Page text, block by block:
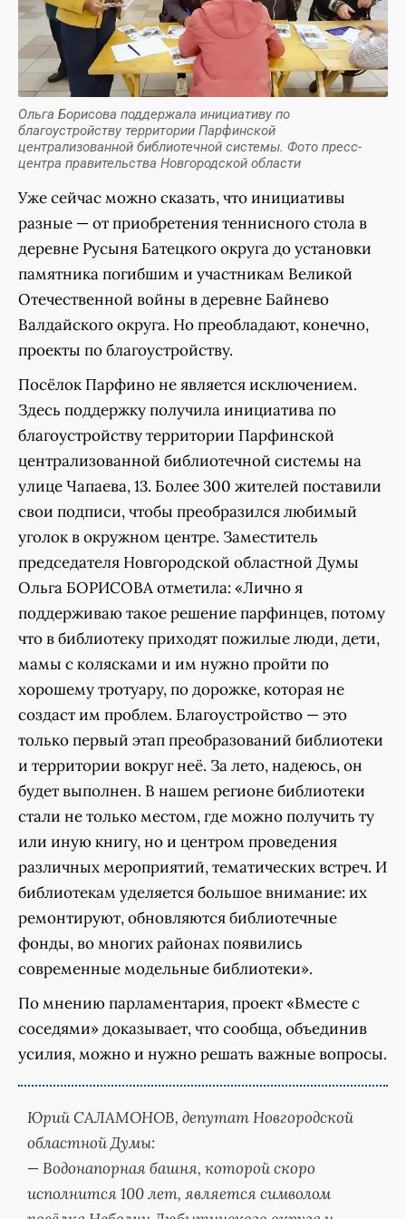
Ольга Борисова поддержала инициативу по
благоустройству территории Парфинской
централизованной библиотечной системы. Фото пресс-
центра правительства Новгородской области
Уже сейчас можно сказать, что инициативы
разные — от приобретения теннисного стола в
деревне Русыня Батецкого округа до установки
памятника погибшим и участникам Великой
Отечественной войны в деревне Байнево
Валдайского округа. Но преобладают, конечно,
проекты по благоустройству.
Посёлок Парфино не является исключением.
Здесь поддержку получила инициатива по
благоустройству территории Парфинской
централизованной библиотечной системы на
улице Чапаева, 13. Более 300 жителей поставили
свои подписи, чтобы преобразился любимый
уголок в окружном центре. Заместитель
председателя Новгородской областной Думы
Ольга БОРИСОВА отметила: «Лично я
поддерживаю такое решение парфинцев, потому
что в библиотеку приходят пожилые люди, дети,
мамы с колясками и им нужно пройти по
хорошему тротуару, по дорожке, которая не
создаст им проблем. Благоустройство — это
только первый этап преобразований библиотеки
и территории вокруг неё. За лето, надеюсь, он
будет выполнен. В нашем регионе библиотеки
стали не только местом, где можно получить ту
или иную книгу, но и центром проведения
различных мероприятий, тематических встреч. И
библиотекам уделяется большое внимание: их
ремонтируют, обновляются библиотечные
фонды, во многих районах появились
современные модельные библиотеки».
По мнению парламентария, проект «Вместе с
соседями» доказывает, что сообща, объединив
усилия, можно и нужно решать важные вопросы.
Юрий САЛАМОНОВ, депутат Новгородской
областной Думы:
— Водонапорная башня, которой скоро
исполнится 100 лет, является символом